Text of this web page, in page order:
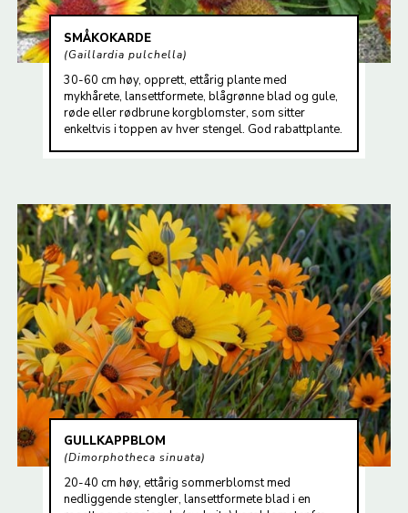
SMÅKOKARDE
Gaillardia pulchella
30-60 cm høy, opprett, ettårig plante med
mykhårete, lansettformete, blågrønne blad og gule,
røde eller rødbrune korgblomster, som sitter
enkeltvis i toppen av hver stengel. God rabattplante.
GULLKAPPBLOM
Dimorphotheca sinuata
20-40 cm høy, ettårig sommerblomst med
nedliggende stengler, lansettformete blad i en